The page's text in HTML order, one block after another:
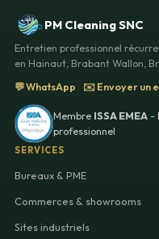
PM Cleaning SNC
Entretien professionnel
en Hainaut, Brabant Wallon,
💬 WhatsApp
✉️ Envoyer un
Membre ISSA EMEA -
professionnel
SERVICES
Bureaux & PME
Commerces & showrooms
Sites industriels